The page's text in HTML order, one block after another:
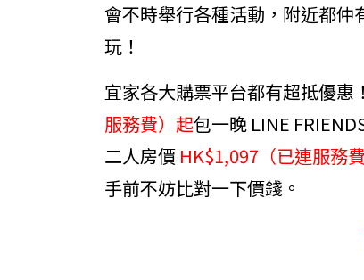
會不時舉行各種活動，附近都仲
玩！
宜家各大購票平台都有超抵優
服務費）起包一晚 LINE
二人房價 HK$1,097（已連服務
手前不妨比對一下價錢。